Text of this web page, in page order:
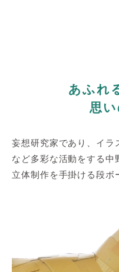
あふれ
思
妄想研究家であり、イラ
など多彩な活動をする中
立体制作を手掛ける段ボ